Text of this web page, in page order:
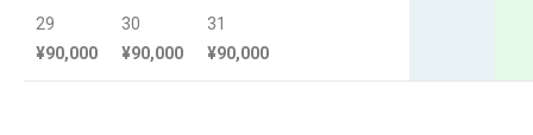
29
¥90,000
30
¥90,000
31
¥90,000